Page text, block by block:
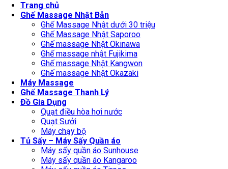
Trang chủ
Ghế Massage Nhật Bản
Ghế Massage Nhật dưới 30 triệu
Ghế Massage Nhật Saporoo
Ghế massage Nhật Okinawa
Ghế massage nhật Fujikima
Ghế massage Nhật Kangwon
Ghế massage Nhật Okazaki
Máy Massage
Ghế Massage Thanh Lý
Đồ Gia Dụng
Quạt điều hòa hơi nước
Quạt Sưởi
Máy chạy bộ
Tủ Sấy – Máy Sấy Quần áo
Máy sấy quần áo Sunhouse
Máy sấy quần áo Kangaroo